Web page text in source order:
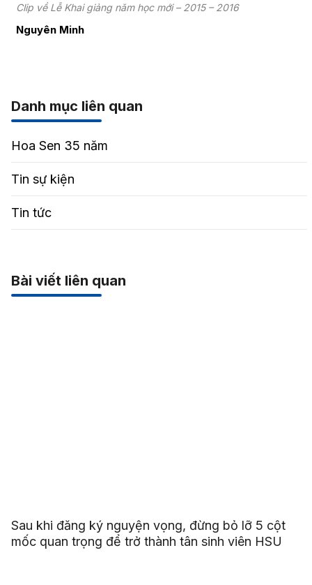
Clip về Lễ Khai giảng năm học mới – 2015 – 2016
Nguyên Minh
Danh mục liên quan
Hoa Sen 35 năm
Tin sự kiện
Tin tức
Bài viết liên quan
Sau khi đăng ký nguyện vọng, đừng bỏ lỡ 5 cột
mốc quan trọng để trở thành tân sinh viên HSU